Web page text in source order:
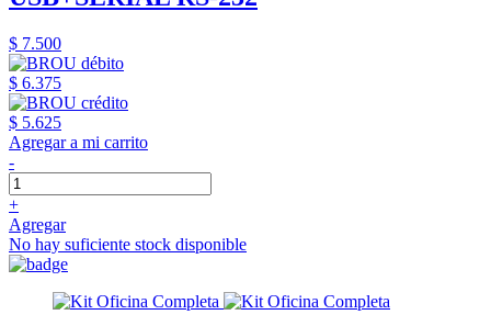
$ 7.500
$ 6.375
$ 5.625
Agregar a mi carrito
-
+
Agregar
No hay suficiente stock disponible